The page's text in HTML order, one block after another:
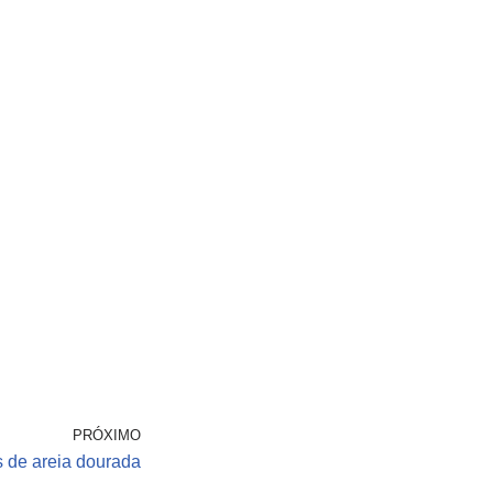
PRÓXIMO
de areia dourada